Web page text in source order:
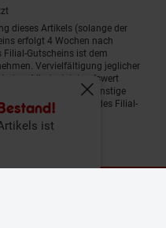
ist
Fenster
dieses Artikels (solange der
erfolgt 4 Wochen nach
Filial-Gutscheins ist dem
Vervielfältigung jeglicher
ohne Mindesteinkaufswert
(PAYBACK oder sonstige
Gültigkeitszeitraum des Filial-